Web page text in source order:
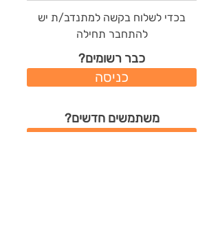
בכדי לשלוח בקשה למתנדב/ת יש
להתחבר תחילה
כבר רשומים?
כניסה
משתמשים חדשים?
רישום מהיר